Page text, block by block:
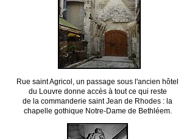
Rue saint Agricol, un passage sous l'ancien hôtel
du Louvre donne accès à tout ce qui reste
de la commanderie saint Jean de Rhodes : la
chapelle gothique Notre-Dame de Bethléem.